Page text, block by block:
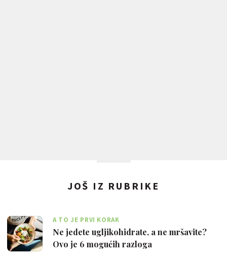
JOŠ IZ RUBRIKE
A TO JE PRVI KORAK
Ne jedete ugljikohidrate, a ne mršavite?
Ovo je 6 mogućih razloga